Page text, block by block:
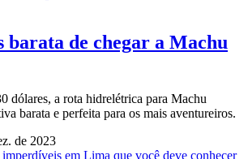
barata de chegar a Machu
dólares, a rota hidrelétrica para Machu
barata e perfeita para os mais aventureiros.
de 2023